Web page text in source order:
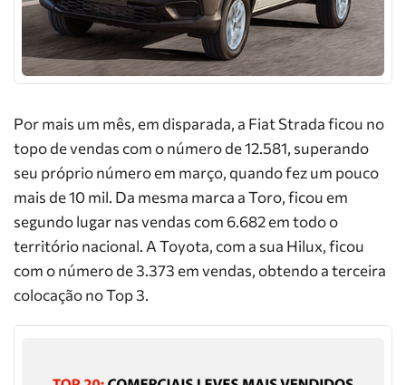
Por mais um mês, em disparada, a Fiat Strada ficou no
topo de vendas com o número de 12.581, superando
seu próprio número em março, quando fez um pouco
mais de 10 mil. Da mesma marca a Toro, ficou em
segundo lugar nas vendas com 6.682 em todo o
território nacional. A Toyota, com a sua Hilux, ficou
com o número de 3.373 em vendas, obtendo a terceira
colocação no Top 3.